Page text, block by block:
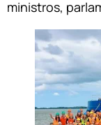
ministros,